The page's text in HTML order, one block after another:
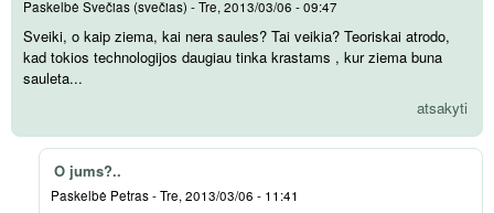
Paskelbė Svečias (svečias) -Tre, 2013/03/06 - 09:47
Sveiki, o kaip ziema, kai nera saules? Tai veikia? Teoriskai atrodo,
kad tokios technologijos daugiau tinka krastams , kur ziema buna
sauleta...
atsakyti
O jums?..
Paskelbė Petras-Tre, 2013/03/06 - 11:41